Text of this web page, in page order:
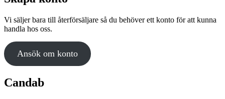
Vi säljer bara till återförsäljare så du behöver ett konto för att kunna
handla hos oss.
Ansök om konto
Candab